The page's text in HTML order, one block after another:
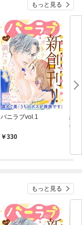
もっと見る
バニラブvol.1
330
恋
6年
もっと見る